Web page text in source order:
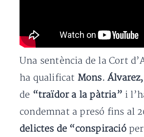
Una sentència de la Cort
ha qualificat Mons.
de “traïdor a la pàtria” i
condemnat a presó fins al
delictes de “conspiració